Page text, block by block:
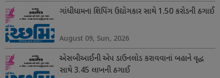
ગાંધીધામના શિપિંગ ઉદ્યોગકાર સાથે 1.50 કરોડની ઠગાઈ
August 09, Sun, 2026
એસબીઆઈની એપ ડાઉનલોડ કરાવવાનાં બહાને વૃદ્ધ
સાથે 3.45 લાખની ઠગાઈ